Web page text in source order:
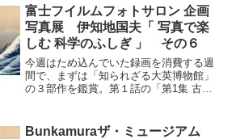
りにプラスになった、とメディアはキャ
ンペーンをしている。消費税...
富士フイルムフォトサロン 企画
写真展 伊知地国夫「 写真で楽
しむ 科学のふしぎ 」 その６
今週はため込んでいた録画を消費する週
間で、まずは「知られざる大英博物館」
の３部作を鑑賞。第１話の「第1集 古代
で、高度な科学・芸術の成果と、記録を
Bunkamuraザ・ミュージアム